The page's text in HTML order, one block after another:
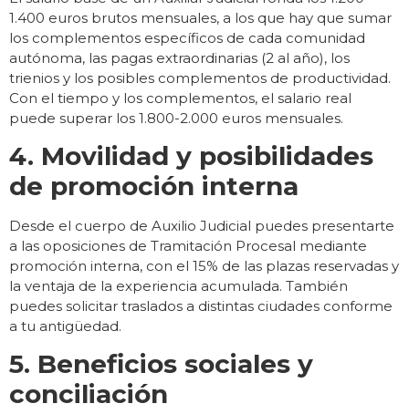
1.400 euros brutos mensuales, a los que hay que sumar
los complementos específicos de cada comunidad
autónoma, las pagas extraordinarias (2 al año), los
trienios y los posibles complementos de productividad.
Con el tiempo y los complementos, el salario real
puede superar los 1.800-2.000 euros mensuales.
4. Movilidad y posibilidades
de promoción interna
Desde el cuerpo de Auxilio Judicial puedes presentarte
a las oposiciones de Tramitación Procesal mediante
promoción interna, con el 15% de las plazas reservadas y
la ventaja de la experiencia acumulada. También
puedes solicitar traslados a distintas ciudades conforme
a tu antigüedad.
5. Beneficios sociales y
conciliación